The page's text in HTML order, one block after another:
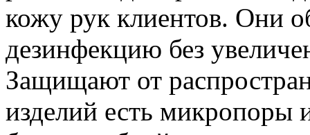
кожу рук клиентов. Они
дезинфекцию без
Защищают от
изделий есть микропоры